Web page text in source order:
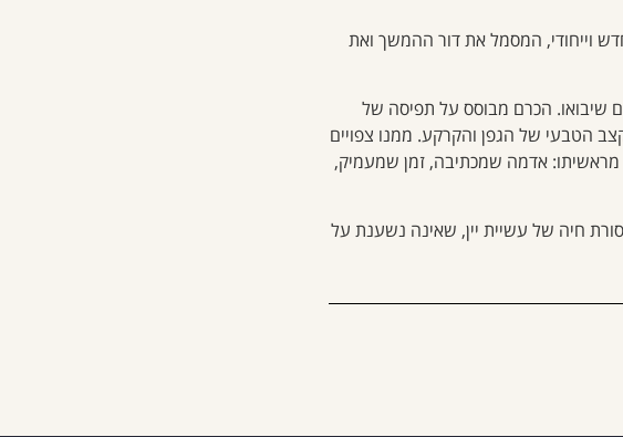
וייחודי, המסמל את דור ההמשך ואת
שיבואו. הכרם מבוסס על תפיסה של
הטבעי של הגפן והקרקע. ממנו צפויים
מראשיתו: אדמה שמכתיבה, זמן שמעמיק,
חיה של עשיית יין, שאינה נשענת על